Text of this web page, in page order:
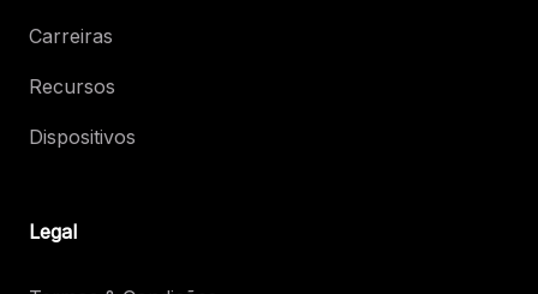
Carreiras
Recursos
Dispositivos
Legal